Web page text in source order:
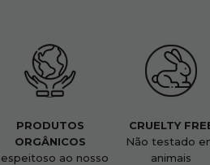
PRODUTOS
ORGÂNICOS
ao nosso
CRUELTY
Não testado
animais